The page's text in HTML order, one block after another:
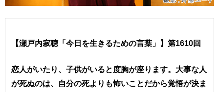
【瀬戸内寂聴「今日を生きるための言葉」】第1610回
恋人がいたり、子供がいると度胸が座ります。大事な人
が死ぬのは、自分の死よりも怖いことだから覚悟が決ま